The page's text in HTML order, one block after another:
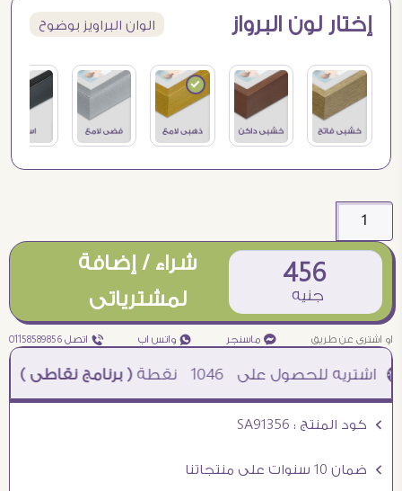
إختار لون البرواز الوان البراويز بوضوح
456
جنيه
شراء / إضافة
لمشترياتى
او اشترى عن طريق ¥ ماسنجر ₧ واتس اب ƒ اتصل 01158589856
1046 نقطة( برنامج نقاطى )à خصم 5% للعملاء الجدد à شحن مجانى عند الشراء ب 4000 جنيه à
Ö كود المنتج : SA91356
Ö ضمان 10 سنوات على منتجاتنا